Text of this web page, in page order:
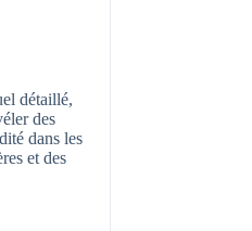
détaillé,
des
dans les
et des